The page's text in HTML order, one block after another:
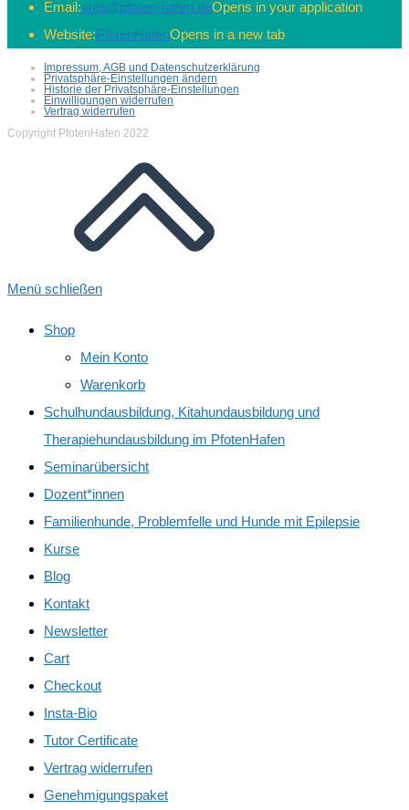
Email:anja@pfoten-hafen.deOpens in your application
Website:PfotenHafenOpens in a new tab
Impressum, AGB und Datenschutzerklärung
Privatsphäre-Einstellungen ändern
Historie der Privatsphäre-Einstellungen
Einwilligungen widerrufen
Vertrag widerrufen
Copyright PfotenHafen 2022
Menü schließen
Shop
Mein Konto
Warenkorb
Schulhundausbildung, Kitahundausbildung und
Therapiehundausbildung im PfotenHafen
Seminarübersicht
Dozent*innen
Familienhunde, Problemfelle und Hunde mit Epilepsie
Kurse
Blog
Kontakt
Newsletter
Cart
Checkout
Insta-Bio
Tutor Certificate
Vertrag widerrufen
Genehmigungspaket